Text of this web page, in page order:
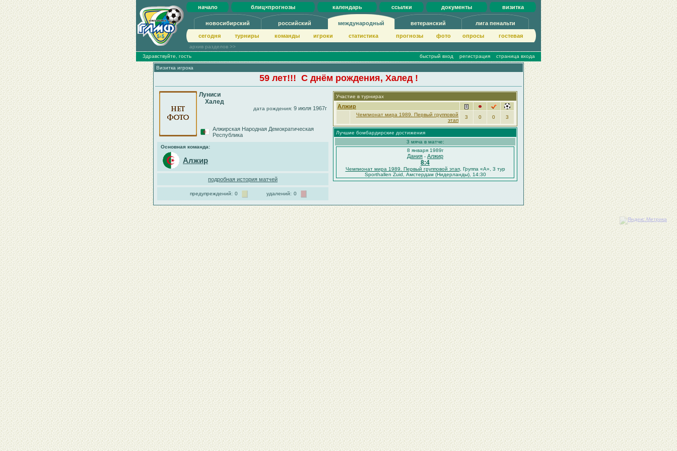
начало блиц×прогнозы календарь ссылки документы визитка
новосибирский российский международный ветеранский лига пенальти
сегодня турниры команды игроки статистика прогнозы фото опросы гoстeвая
архив разделов >>
Здравствуйте, гость
быстрый вход регистрация страница входа
Визитка игрока
59 лет!!! С днём рождения, Халед !
Луниси
Халед
дата рождения: 9 июля 1967г
Алжирская Народная Демократическая
Республика
Основная команда:
Алжир
подробная история матчей
предупреждений: 0 удалений: 0
Участие в турнирах
Алжир
Чемпионат мира 1989. Первый групповой
этап
3 0 0 3
Лучшие бомбардирские достижения
3 мяча в матче:
8 января 1989г
Дания - Алжир
8:4
Чемпионат мира 1989. Первый групповой этап, Группа «A», 3 тур
Sporthallen Zuid, Амстердам (Нидерланды), 14:30